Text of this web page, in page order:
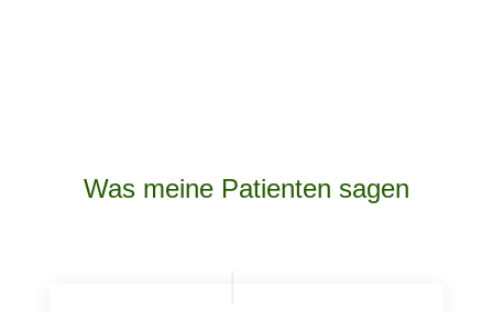
Was meine Patienten sagen